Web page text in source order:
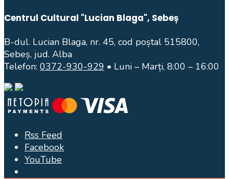
Centrul Cultural "Lucian Blaga", Sebeș
B-dul. Lucian Blaga, nr. 45, cod poștal 515800,
Sebeș, jud. Alba
Telefon: 0372-930-929 • Luni – Marți, 8:00 – 16:00
Rss Feed
Facebook
YouTube